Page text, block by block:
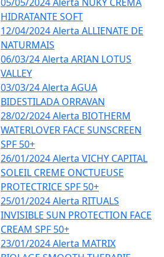
HIDRATANTE SOFT
12/04/2024 Alerta ALLIENATE DE
NATURMAIS
06/03/24 Alerta ARIAN LOTUS
VALLEY
03/03/24 Alerta AGUA
BIDESTILADA ORRAVAN
28/02/2024 Alerta BIOTHERM
WATERLOVER FACE SUNSCREEN
SPF 50+
26/01/2024 Alerta VICHY CAPITAL
SOLEIL CREME ONCTUEUSE
PROTECTRICE SPF 50+
25/01/2024 Alerta RITUALS
INVISIBLE SUN PROTECTION FACE
CREAM SPF 50+
23/01/2024 Alerta MATRIX